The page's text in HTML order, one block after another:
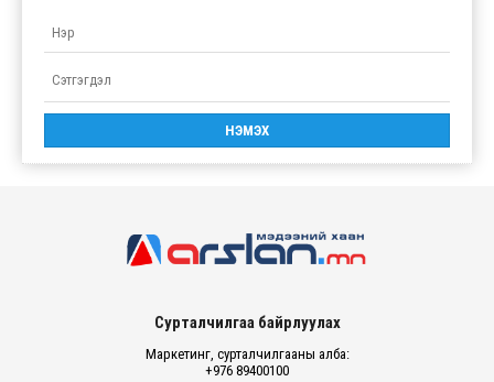
Сурталчилгаа байрлуулах
Маркетинг, сурталчилгааны алба:
+976 89400100